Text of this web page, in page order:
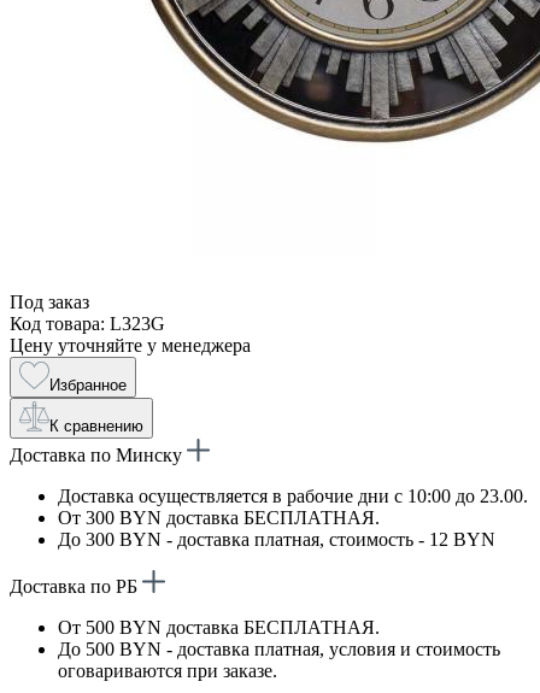
Под заказ
Код товара: L323G
Цену уточняйте у менеджера
Избранное
К сравнению
Доставка по Минску
Доставка осуществляется в рабочие дни с 10:00 до 23.00.
От 300 BYN доставка БЕСПЛАТНАЯ.
До 300 BYN - доставка платная, стоимость - 12 BYN
Доставка по РБ
От 500 BYN доставка БЕСПЛАТНАЯ.
До 500 BYN - доставка платная, условия и стоимость
оговариваются при заказе.